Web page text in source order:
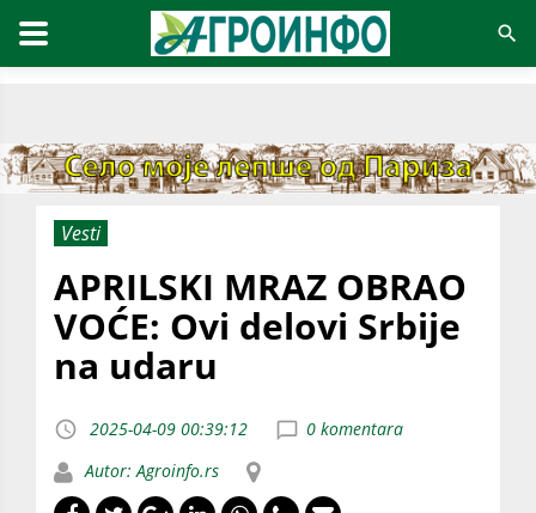
Vesti
APRILSKI MRAZ OBRAO
VOĆE: Ovi delovi Srbije
na udaru
2025-04-09 00:39:12
0 komentara
Autor: Agroinfo.rs